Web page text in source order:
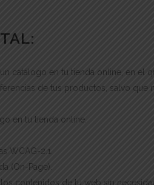
catálogo en tu tienda online, en el
de tus productos, salvo que
en tu tienda online.
WCAG-2.1.
(On-Page).
contenidos de tu web sin